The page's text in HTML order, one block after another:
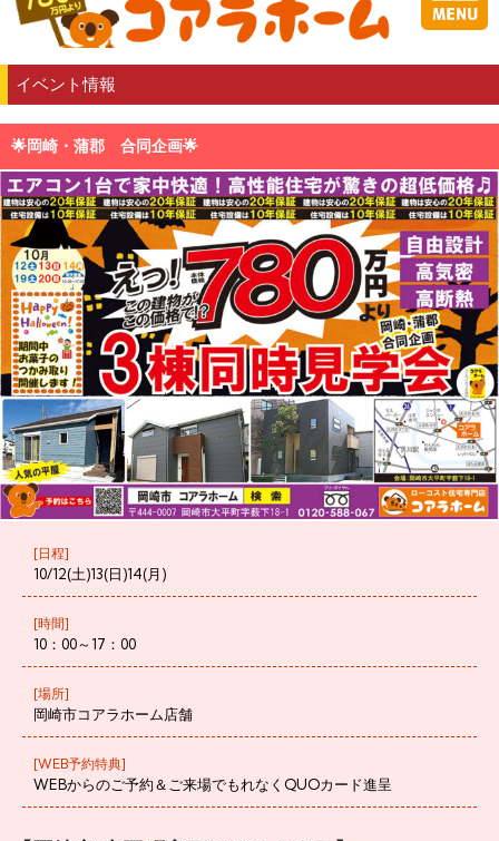
イベント情報
🌟岡崎・蒲郡 合同企画🌟
[日程]
10/12(土)13(日)14(月)
[時間]
10：00～17：00
[場所]
岡崎市コアラホーム店舗
[WEB予約特典]
WEBからのご予約＆ご来場でもれなくQUOカード進呈